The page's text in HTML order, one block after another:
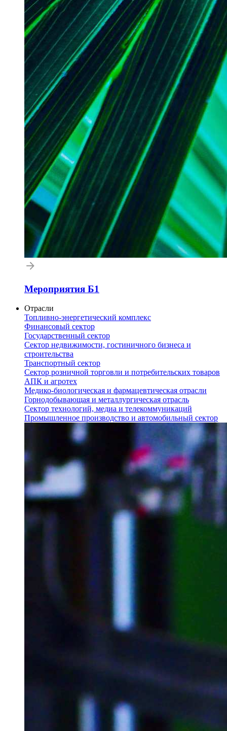
Мероприятия Б1
Отрасли
Топливно-энергетический комплекс
Финансовый сектор
Государственный сектор
Сектор недвижимости, гостиничного бизнеса и
строительства
Транспортный сектор
Сектор розничной торговли и потребительских товаров
АПК и агротех
Медико-биологическая и фармацевтическая отрасли
Горнодобывающая и металлургическая отрасль
Сектор технологий, медиа и телекоммуникаций
Промышленное производство и автомобильный сектор